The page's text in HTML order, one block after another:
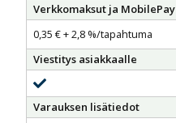
Verkkomaksut ja MobilePay
0,35 € + 2,8 %/tapahtuma
Viestitys asiakkaalle
sisältyy
Varauksen lisätiedot